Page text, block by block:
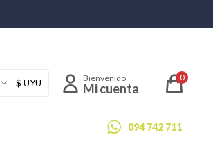
094 742 711
0